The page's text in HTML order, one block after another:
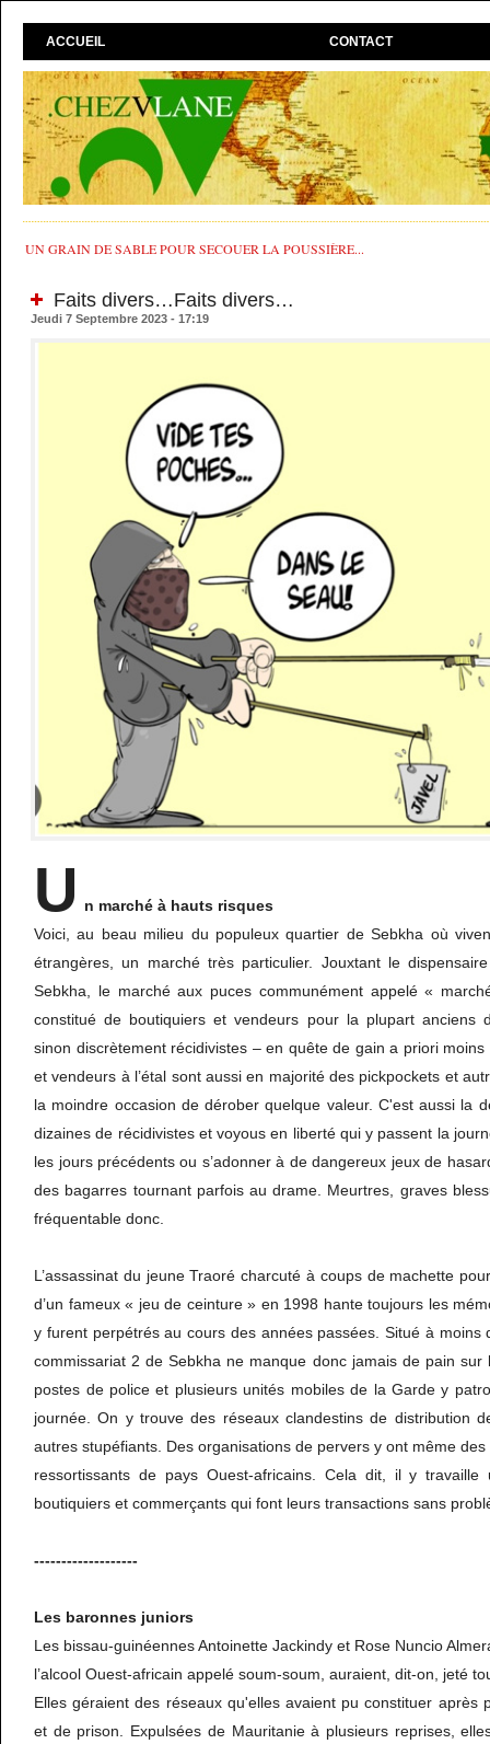
ACCUEIL CONTACT
UN GRAIN DE SABLE POUR SECOUER LA POUSSIÈRE...
Faits divers…Faits divers…
Jeudi 7 Septembre 2023 - 17:19
U
n marché à hauts risques
Voici, au beau milieu du populeux quartier de Sebkha où
étrangères, un marché très particulier. Jouxtant le
Sebkha, le marché aux puces communément appelé «
constitué de boutiquiers et vendeurs pour la plupart anciens
sinon discrètement récidivistes – en quête de gain a priori
et vendeurs à l’étal sont aussi en majorité des pickpockets et
la moindre occasion de dérober quelque valeur. C'est aussi la
dizaines de récidivistes et voyous en liberté qui y passent la
les jours précédents ou s’adonner à de dangereux jeux de
des bagarres tournant parfois au drame. Meurtres, graves
fréquentable donc.
L’assassinat du jeune Traoré charcuté à coups de machette
d’un fameux « jeu de ceinture » en 1998 hante toujours les
y furent perpétrés au cours des années passées. Situé à moins
commissariat 2 de Sebkha ne manque donc jamais de pain
postes de police et plusieurs unités mobiles de la Garde y
journée. On y trouve des réseaux clandestins de distribution
autres stupéfiants. Des organisations de pervers y ont même
ressortissants de pays Ouest-africains. Cela dit, il y travaille
boutiquiers et commerçants qui font leurs transactions sans
-------------------
Les baronnes juniors
Les bissau-guinéennes Antoinette Jackindy et Rose Nuncio
l’alcool Ouest-africain appelé soum-soum, auraient, dit-on, jeté
Elles géraient des réseaux qu'elles avaient pu constituer après
et de prison. Expulsées de Mauritanie à plusieurs reprises,